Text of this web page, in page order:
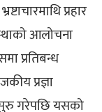
प्रहार
आलोचना
प्रतिबन्ध
प्रज्ञा
सुरु गरेपछि यसको